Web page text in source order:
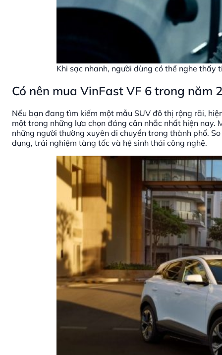
Khi sạc nhanh, người dùng có thể nghe
Có nên mua VinFast VF 6 trong năm
Nếu bạn đang tìm kiếm một mẫu SUV đô thị rộng rãi,
một trong những lựa chọn đáng cân nhắc nhất hiện
những người thường xuyên di chuyển trong thành phố.
dụng, trải nghiệm tăng tốc và hệ sinh thái công nghệ.